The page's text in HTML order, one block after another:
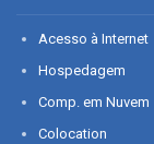
Acesso à Internet
Hospedagem
Comp. em Nuvem
Colocation